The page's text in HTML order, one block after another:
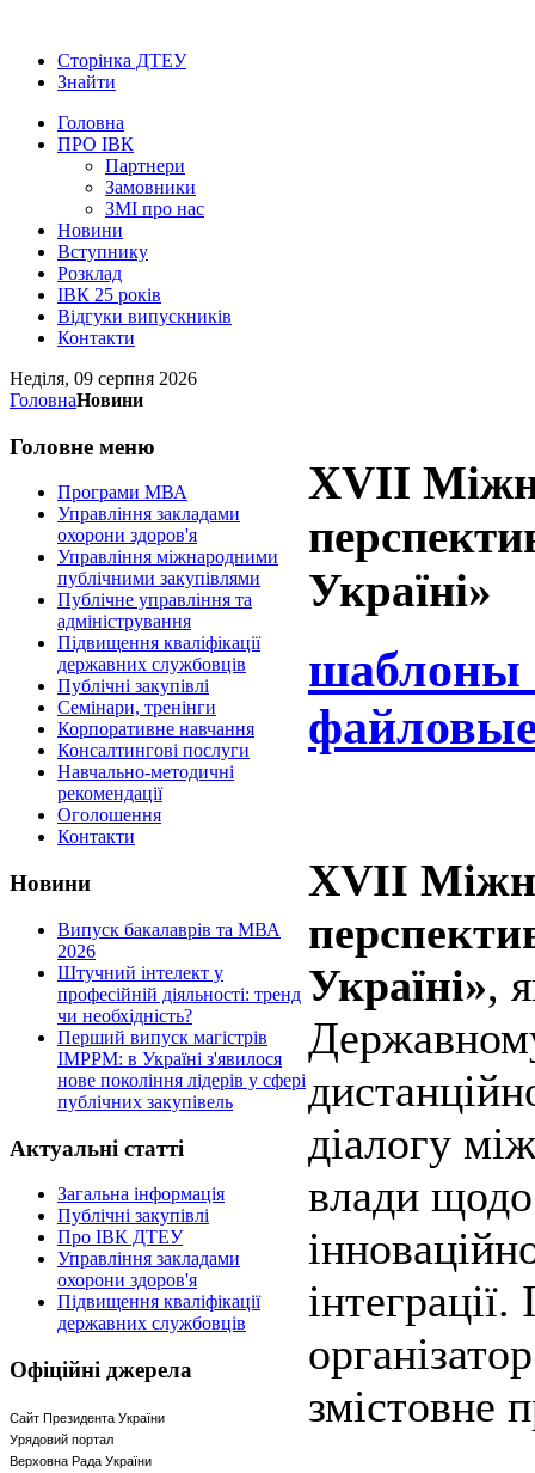
Сторінка ДТЕУ
Знайти
Головна
ПРО ІВК
Партнери
Замовники
ЗМІ про нас
Новини
Вступнику
Розклад
ІВК 25 років
Відгуки випускників
Контакти
Неділя, 09 серпня 2026
ГоловнаНовини
XVІІ
Україні»
шаблоны
XVII
Україні»,
діалогу
влади
змістовне
Головне меню
Програми МВА
Управління закладами
охорони здоров'я
Управління міжнародними
публічними закупівлями
Публічне управління та
адміністрування
Підвищення кваліфікації
державних службовців
Публічні закупівлі
Семінари, тренінги
Корпоративне навчання
Консалтингові послуги
Навчально-методичні
рекомендації
Оголошення
Контакти
Новини
Випуск бакалаврів та МВА
2026
Штучний інтелект у
професійній діяльності: тренд
чи необхідність?
Перший випуск магістрів
IMPPM: в Україні з'явилося
нове покоління лідерів у сфері
публічних закупівель
Актуальні статті
Загальна інформація
Публічні закупівлі
Про ІВК ДТЕУ
Управління закладами
охорони здоров'я
Підвищення кваліфікації
державних службовців
Офіційні джерела
Сайт Президента України
Урядовий портал
Верховна Рада України